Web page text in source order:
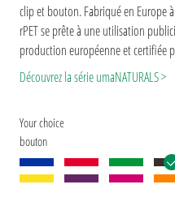
clip et bouton. Fabriqué en Europe
rPET se prête à une utilisation
production européenne et certifiée
PEN STEP frozen apporte une
Version spéciale: Mix n’ Match : à
combiné en couleur.
Découvrez la série umaNATURALS >
Your choice
bouton